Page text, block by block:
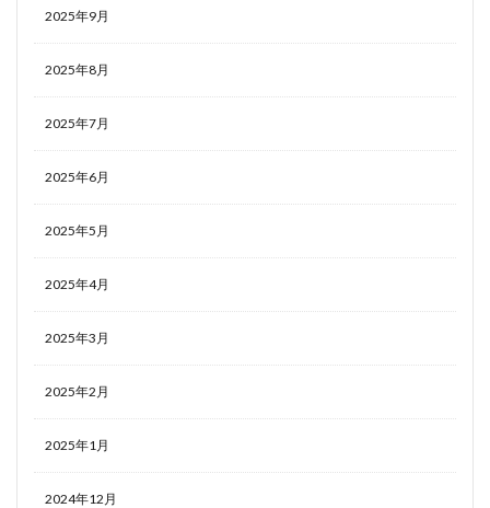
2025年9月
2025年8月
2025年7月
2025年6月
2025年5月
2025年4月
2025年3月
2025年2月
2025年1月
2024年12月